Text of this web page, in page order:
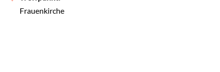
Frauenkirche